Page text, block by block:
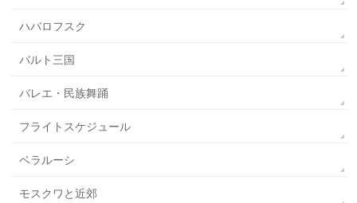
ハバロフスク
バルト三国
バレエ・民族舞踊
フライトスケジュール
ベラルーシ
モスクワと近郊